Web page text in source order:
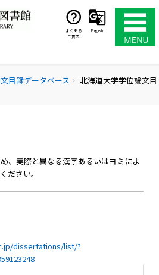
よくある
ご質問
English
目録データベース chevron_right
北海道大学学位論文目
、実際と異なる漢字あるいはヨミによ
ださい。
dissertations/list/?